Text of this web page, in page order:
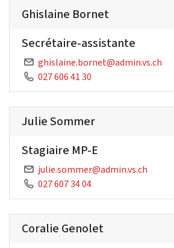
Ghislaine Bornet
Secrétaire-assistante
ghislaine.bornet@admin.vs.ch
027 606 41 30
Julie Sommer
Stagiaire MP-E
julie.sommer@admin.vs.ch
027 607 34 04
Coralie Genolet